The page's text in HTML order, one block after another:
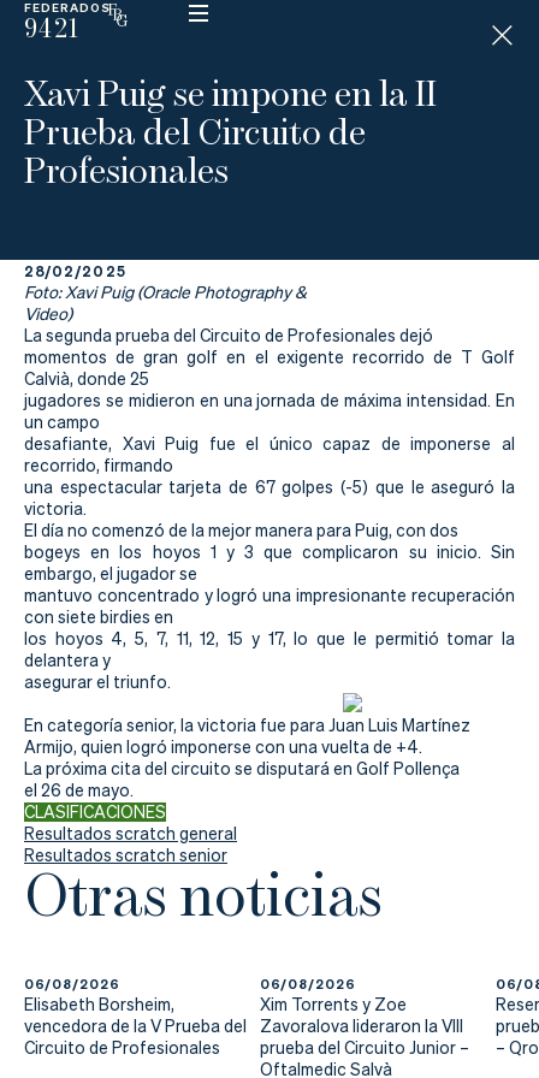
FEDERADOS
9421
ESP
N
D
I
C
A
P
La
Federación
Federarse
Jugar
Aprender
Actualidad
Tienda
Xavi Puig se impone en la II
Prueba del Circuito de
Profesionales
28/02/2025
Foto: Xavi Puig (Oracle Photography &
Video)
La segunda prueba del Circuito de Profesionales dejó
momentos de gran golf en el exigente recorrido de T Golf
Calvià, donde 25
jugadores se midieron en una jornada de máxima intensidad. En
un campo
desafiante, Xavi Puig fue el único capaz de imponerse al
recorrido, firmando
una espectacular tarjeta de 67 golpes (-5) que le aseguró la
victoria.
El día no comenzó de la mejor manera para Puig, con dos
bogeys en los hoyos 1 y 3 que complicaron su inicio. Sin
embargo, el jugador se
mantuvo concentrado y logró una impresionante recuperación
con siete birdies en
los hoyos 4, 5, 7, 11, 12, 15 y 17, lo que le permitió tomar la
delantera y
asegurar el triunfo.
En categoría senior, la victoria fue para Juan Luis Martínez
Armijo, quien logró imponerse con una vuelta de +4.
La próxima cita del circuito se disputará en Golf Pollença
el 26 de mayo.
CLASIFICACIONES
Resultados scratch general
Resultados scratch senior
Otras noticias
06/08/2026
Elisabeth Borsheim,
vencedora de la V Prueba del
Circuito de Profesionales
06/08/2026
Xim Torrents y Zoe
Zavoralova lideraron la VIII
prueba del Circuito Junior –
Oftalmedic Salvà
06/
–